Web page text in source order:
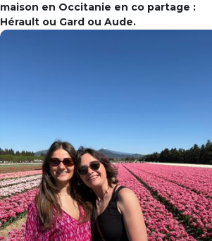
maison en Occitanie en co partage :
Hérault ou Gard ou Aude.